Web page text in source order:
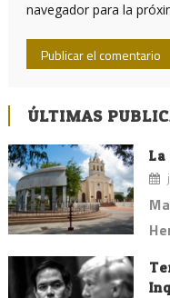
navegador para la
ÚLTIMAS